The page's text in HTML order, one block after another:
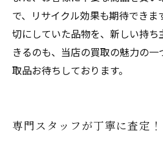
で、リサイクル効果も期待できま
切にしていた品物を、新しい持
きるのも、当店の買取の魅力の一
取品お待ちしております。
専門スタッフが丁寧に査定！